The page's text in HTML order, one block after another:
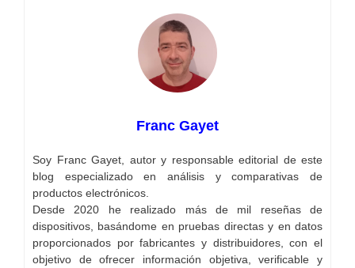
Franc Gayet
Soy Franc Gayet, autor y responsable editorial de este
blog especializado en análisis y comparativas de
productos electrónicos.
Desde 2020 he realizado más de mil reseñas de
dispositivos, basándome en pruebas directas y en datos
proporcionados por fabricantes y distribuidores, con el
objetivo de ofrecer información objetiva, verificable y